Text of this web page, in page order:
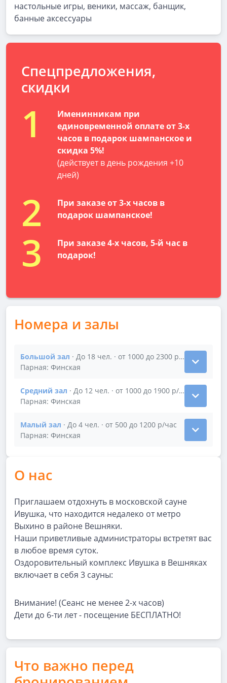
настольные игры, веники, массаж, банщик,
банные аксессуары
Спецпредложения,
скидки
1
Именинникам при
единовременной оплате от 3-х
часов в подарок шампанское и
скидка 5%!
(действует в день рождения +10
дней)
2
При заказе от 3-х часов в
подарок шампанское!
3
При заказе 4-х часов, 5-й час в
подарок!
Номера и залы
Большой зал · До 18 чел. · от 1000 до 2300 р/час
Парная: Финская
Показать подробности зала Большой зал
Средний зал · До 12 чел. · от 1000 до 1900 р/час
Парная: Финская
Показать подробности зала Средний зал
Малый зал · До 4 чел. · от 500 до 1200 р/час
Парная: Финская
Показать подробности зала Малый зал
О нас
Приглашаем отдохнуть в московской сауне
Ивушка, что находится недалеко от метро
Выхино в районе Вешняки.
Наши приветливые администраторы встретят вас
в любое время суток.
Оздоровительный комплекс Ивушка в Вешняках
включает в себя 3 сауны:
Внимание! (Сеанс не менее 2-х часов)
Дети до 6-ти лет - посещение БЕСПЛАТНО!
Что важно перед